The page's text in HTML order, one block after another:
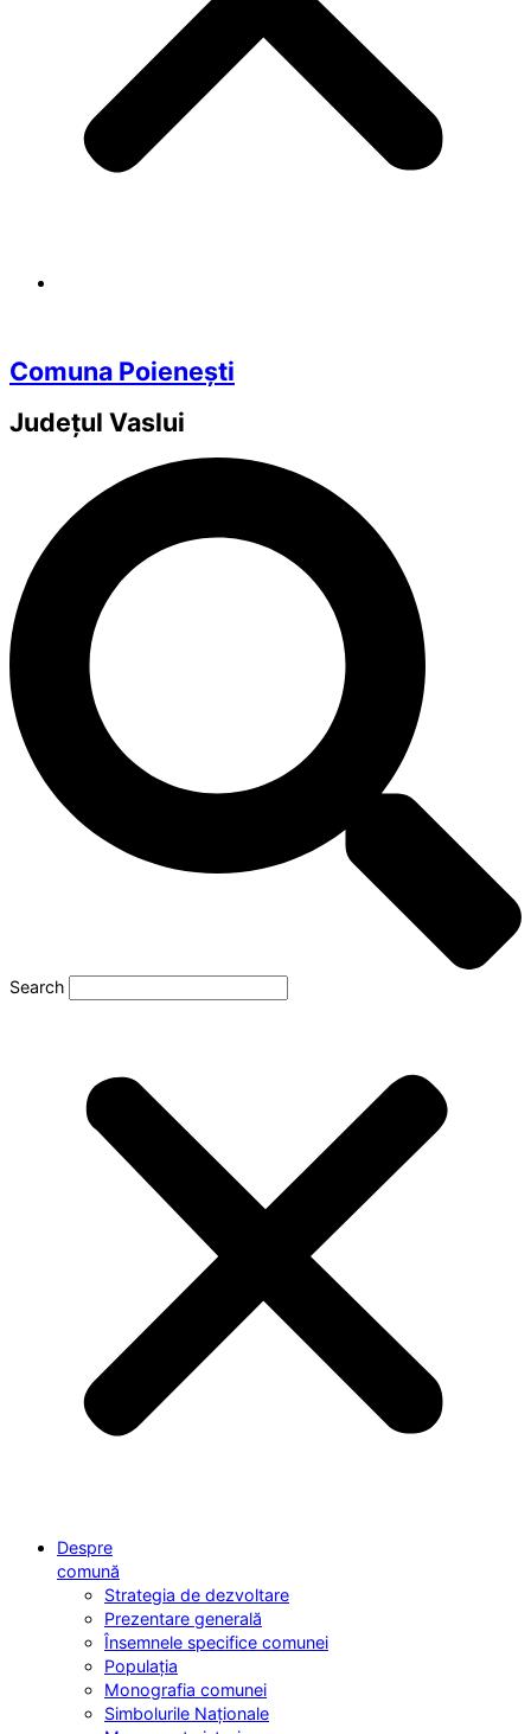
Comuna Poienești
Județul Vaslui
Search
Despre
comună
Strategia de dezvoltare
Prezentare generală
Însemnele specifice comunei
Populația
Monografia comunei
Simbolurile Naționale